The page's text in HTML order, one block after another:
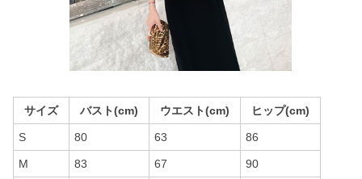
サイズ バスト(cm) ウエスト(cm) ヒップ(cm)
S 80 63 86
M 83 67 90